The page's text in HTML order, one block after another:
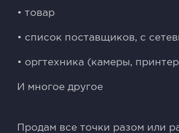
• товар
• список поставщиков, с
• оргтехника (камеры,
И многое другое
Продам все точки разом или